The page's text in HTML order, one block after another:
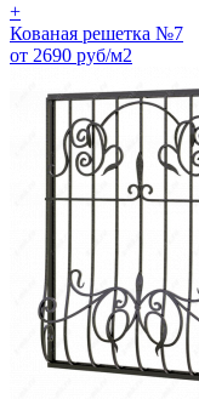
+
Кованая решетка №7
от 2690 руб/м2